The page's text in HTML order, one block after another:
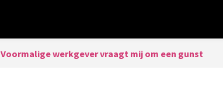
Voormalige werkgever vraagt mij om een gunst